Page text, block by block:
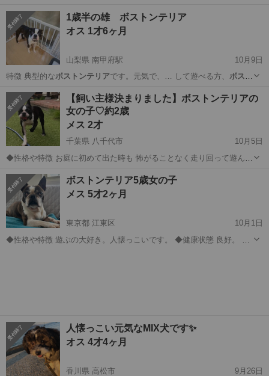
愛知 長久手市 公園西駅
1歳半の雄 ボストンテリア
オス 1才6ヶ月
山梨県 南甲府駅
10月9日
特徴 典型的なボストンテリアです。元気で、… して遊べる方、 ボスト
山梨 笛吹市 南甲府駅 その他 ボストンテリア
【飼い主様決まりました】ボストンテリアの
女の子♡約2歳
メス 2才
千葉県 八千代市
10月5日
◆性格や特徴 お庭に初めて出た時も 怖がることなく走り回って遊んで
とやってくるので、 たくさん遊んであげてください！！ ◆健康状態
心臓の音など14項目検...
千葉 八千代市 ワクチン
ボストンテリア5歳女の子
メス 5才2ヶ月
東京都 江東区
10月1日
◆性格や特徴 遊ぶの大好き。人懐っこいです。 ◆健康状態 良好。 ◆
人懐っこい元気なMIX犬です✨
オス 4才4ヶ月
香川県 高松市
9月26日